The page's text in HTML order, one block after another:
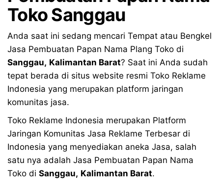
Toko Sanggau
Anda saat ini sedang mencari Tempat atau Bengkel
Jasa Pembuatan Papan Nama Plang Toko di
Sanggau, Kalimantan Barat? Saat ini Anda sudah
tepat berada di situs website resmi Toko Reklame
Indonesia yang merupakan platform jaringan
komunitas jasa.
Toko Reklame Indonesia merupakan Platform
Jaringan Komunitas Jasa Reklame Terbesar di
Indonesia yang menyediakan aneka Jasa, salah
satu nya adalah Jasa Pembuatan Papan Nama
Toko di Sanggau, Kalimantan Barat.